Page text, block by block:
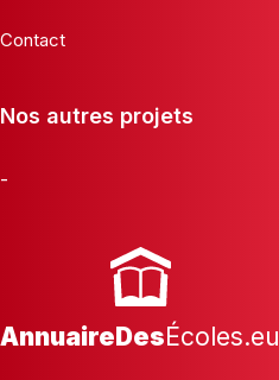
Contact
Nos autres projets
-
AnnuaireDesÉcoles.eu